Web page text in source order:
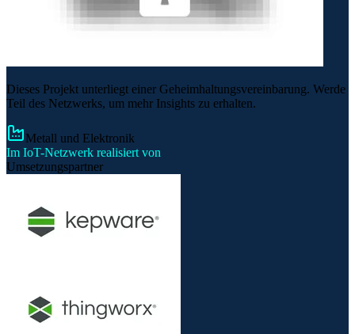
Dieses Projekt unterliegt einer Geheimhaltungsvereinbarung. Werde
Teil des Netzwerks, um mehr Insights zu erhalten.
Metall und Elektronik
Im IoT-Netzwerk realisiert von
Umsetzungspartner